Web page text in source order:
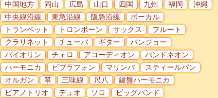
中国地方
岡山 広島 山口 四国 九州 福岡
沖縄
中央線沿線
東急沿線 阪急沿線
ボーカル
トランペット
トロンボーン サックス
フルート
クラリネット
チューバ ギター
バンジョー
バイオリン
チェロ アコーディオン
バンドネオン
ハーモニカ
ビブラフォン マリンバ
スティールパン
オルガン
箏 三味線 尺八
鍵盤ハーモニカ
ピアノトリオ
デュオ ソロ
ビッグバンド